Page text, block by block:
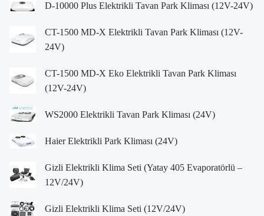
D-10000 Plus Elektrikli Tavan Park Kliması (12V-24V)
CT-1500 MD-X Elektrikli Tavan Park Kliması (12V-
24V)
CT-1500 MD-X Eko Elektrikli Tavan Park Kliması
(12V-24V)
WS2000 Elektrikli Tavan Park Kliması (24V)
Haier Elektrikli Park Kliması (24V)
Gizli Elektrikli Klima Seti (Yatay 405 Evaporatörlü –
12V/24V)
Gizli Elektrikli Klima Seti (12V/24V)